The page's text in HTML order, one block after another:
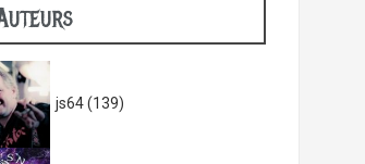
js64(139)